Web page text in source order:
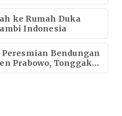
ke Rumah Duka
Indonesia
Bendungan
Prabowo, Tonggak
Aceh